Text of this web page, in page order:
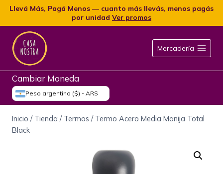
Llevá Más, Pagá Menos — cuanto más llevás, menos pagás
por unidad Ver promos
Mercadería
Cambiar Moneda
Peso argentino ($) - ARS
Inicio / Tienda / Termos / Termo Acero Media Manija Total
Black